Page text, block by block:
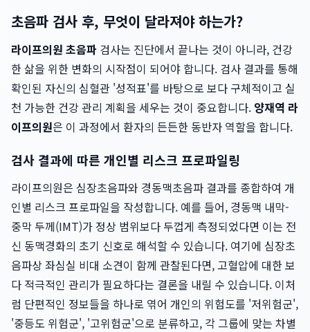
초음파 검사 후, 무엇이 달라져야 하는가?
라이프의원 초음파 검사는 진단에서 끝나는 것이 아니라, 건강
한 삶을 위한 변화의 시작점이 되어야 합니다. 검사 결과를 통해
확인된 자신의 심혈관 '성적표'를 바탕으로 보다 구체적이고 실
천 가능한 건강 관리 계획을 세우는 것이 중요합니다. 양재역 라
이프의원은 이 과정에서 환자의 든든한 동반자 역할을 합니다.
검사 결과에 따른 개인별 리스크 프로파일링
라이프의원은 심장초음파와 경동맥초음파 결과를 종합하여 개
인별 리스크 프로파일을 작성합니다. 예를 들어, 경동맥 내막-
중막 두께(IMT)가 정상 범위보다 두껍게 측정되었다면 이는 전
신 동맥경화의 초기 신호로 해석할 수 있습니다. 여기에 심장초
음파상 좌심실 비대 소견이 함께 관찰된다면, 고혈압에 대한 보
다 적극적인 관리가 필요하다는 결론을 내릴 수 있습니다. 이처
럼 단편적인 정보들을 하나로 엮어 개인의 위험도를 '저위험군',
'중등도 위험군', '고위험군'으로 분류하고, 각 그룹에 맞는 차별